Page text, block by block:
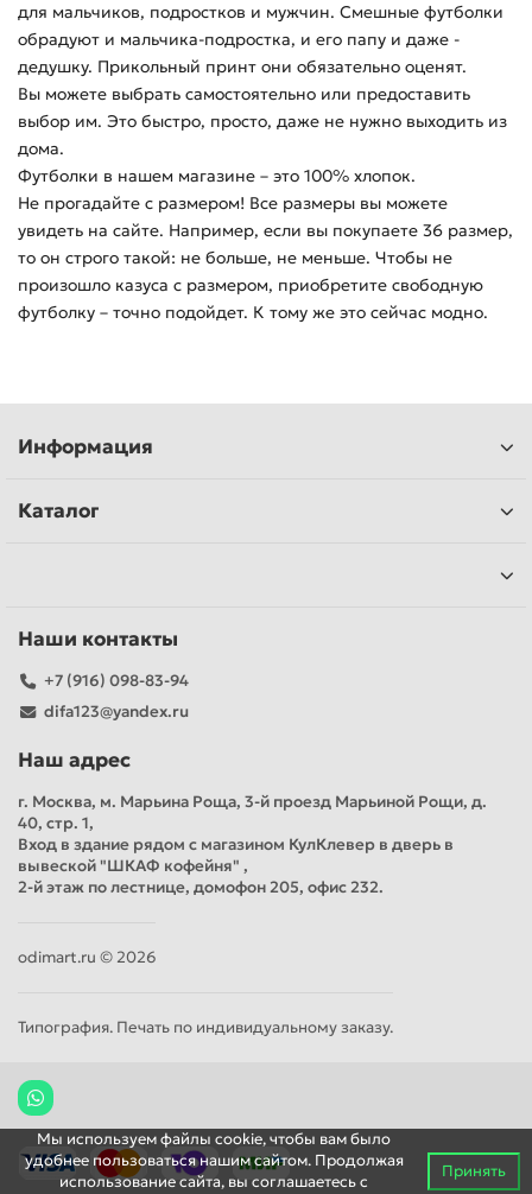
для мальчиков, подростков и мужчин. Смешные футболки
обрадуют и мальчика-подростка, и его папу и даже -
дедушку. Прикольный принт они обязательно оценят.
Вы можете выбрать самостоятельно или предоставить
выбор им. Это быстро, просто, даже не нужно выходить из
дома.
Футболки в нашем магазине – это 100% хлопок.
Не прогадайте с размером! Все размеры вы можете
увидеть на сайте. Например, если вы покупаете 36 размер,
то он строго такой: не больше, не меньше. Чтобы не
произошло казуса с размером, приобретите свободную
футболку – точно подойдет. К тому же это сейчас модно.
Информация
Каталог
Наши контакты
+7 (916) 098-83-94
difa123@yandex.ru
Наш адрес
г. Москва, м. Марьина Роща, 3-й проезд Марьиной Рощи, д.
40, стр. 1,
Вход в здание рядом с магазином КулКлевер в дверь в
вывеской "ШКАФ кофейня" ,
2-й этаж по лестнице, домофон 205, офис 232.
odimart.ru © 2026
Типография. Печать по индивидуальному заказу.
Мы используем файлы cookie, чтобы вам было
удобнее пользоваться нашим сайтом. Продолжая
использование сайта, вы соглашаетесь c
Принять